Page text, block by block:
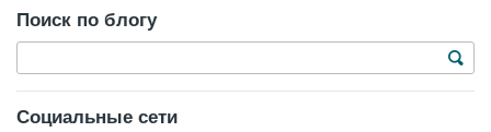
Поиск по блогу
Социальные сети